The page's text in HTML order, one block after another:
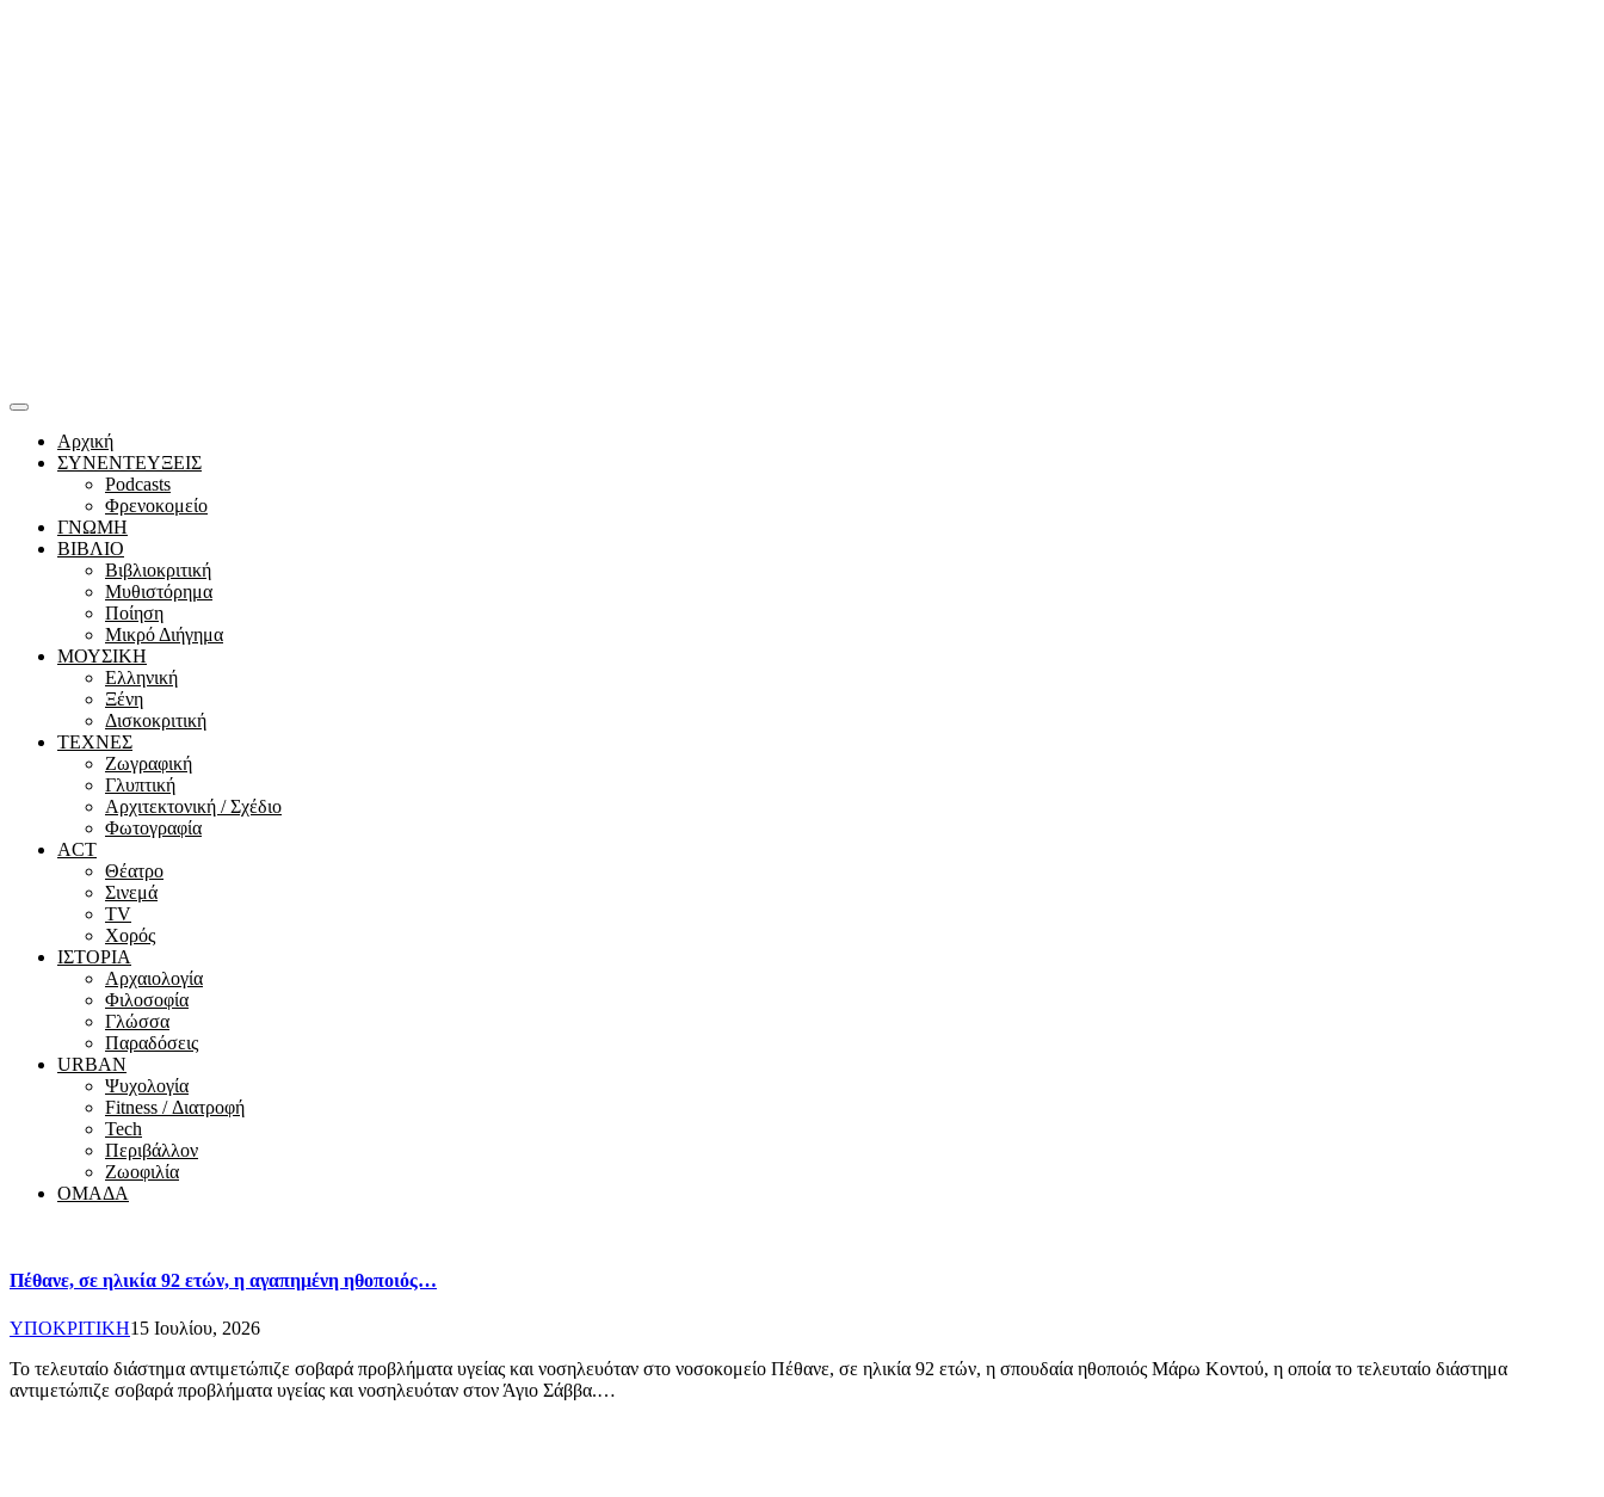
Αρχική
ΣΥΝΕΝΤΕΥΞΕΙΣ
Podcasts
Φρενοκομείο
ΓΝΩΜΗ
ΒΙΒΛΙΟ
Βιβλιοκριτική
Μυθιστόρημα
Ποίηση
Μικρό Διήγημα
ΜΟΥΣΙΚΗ
Ελληνική
Ξένη
Δισκοκριτική
ΤΕΧΝΕΣ
Ζωγραφική
Γλυπτική
Αρχιτεκτονική / Σχέδιο
Φωτογραφία
ACT
Θέατρο
Σινεμά
ΤV
Χορός
ΙΣΤΟΡΙΑ
Αρχαιολογία
Φιλοσοφία
Γλώσσα
Παραδόσεις
URBAN
Ψυχολογία
Fitness / Διατροφή
Tech
Περιβάλλον
Ζωοφιλία
ΟΜΑΔΑ
Πέθανε, σε ηλικία 92 ετών, η αγαπημένη ηθοποιός…
ΥΠΟΚΡΙΤΙΚΗ15 Ιουλίου, 2026
Το τελευταίο διάστημα αντιμετώπιζε σοβαρά προβλήματα υγείας και νοσηλευόταν στο νοσοκομείο Πέθανε, σε ηλικία 92 ετών, η σπουδαία ηθοποιός Μάρω Κοντού, η οποία το τελευταίο διάστημα
αντιμετώπιζε σοβαρά προβλήματα υγείας και νοσηλευόταν στον Άγιο Σάββα.…